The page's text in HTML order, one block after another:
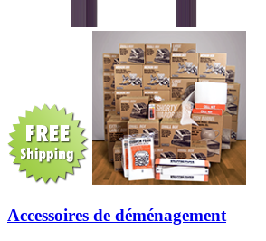
Accessoires de déménagement